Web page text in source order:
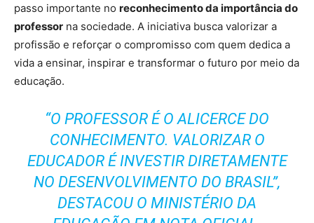
passo importante no reconhecimento da importância do
professor na sociedade. A iniciativa busca valorizar a
profissão e reforçar o compromisso com quem dedica a
vida a ensinar, inspirar e transformar o futuro por meio da
educação.
“O PROFESSOR É O ALICERCE DO
CONHECIMENTO. VALORIZAR O
EDUCADOR É INVESTIR DIRETAMENTE
NO DESENVOLVIMENTO DO BRASIL”,
DESTACOU O MINISTÉRIO DA